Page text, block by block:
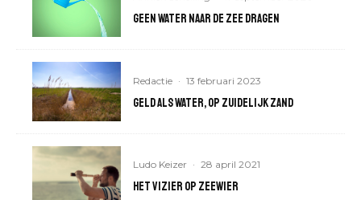
Geen water naar de zee dragen
Redactie · 13 februari 2023
Geld als water, op zuidelijk zand
Ludo Keizer · 28 april 2021
Het vizier op zeewier